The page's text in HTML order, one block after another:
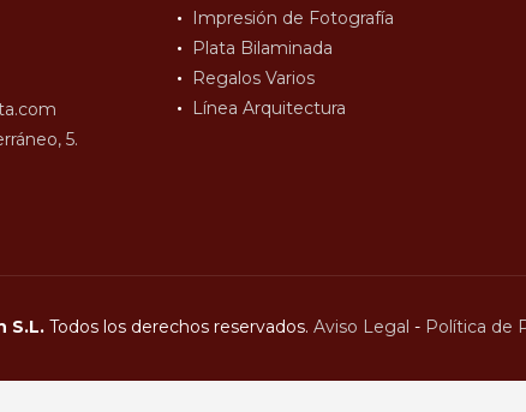
5.
Impresión de Fotografía
Plata Bilaminada
Regalos Varios
Línea Arquitectura
S.L.Todos los derechos reservados. Aviso Legal - Política de